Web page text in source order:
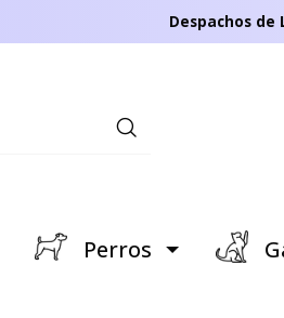
Despachos de
Perros